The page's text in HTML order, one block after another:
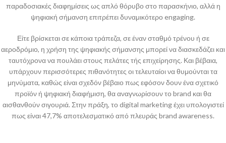
παραδοσιακές διαφημίσεις ως απλό θόρυβο στο παρασκήνιο, αλλά η
ψηφιακή σήμανση επιτρέπει δυναμικότερο engaging.
Είτε βρίσκεται σε κάποια τράπεζα, σε έναν σταθμό τρένου ή σε
αεροδρόμιο, η χρήση της ψηφιακής σήμανσης μπορεί να διασκεδάζει και
ταυτόχρονα να πουλάει στους πελάτες τής επιχείρησης. Και βέβαια,
υπάρχουν περισσότερες πιθανότητες οι τελευταίοι να θυμούνται τα
μηνύματα, καθώς είναι σχεδόν βέβαιο πως εφόσον δουν ένα σχετικό
προϊόν ή ψηφιακή διαφήμιση, θα αναγνωρίσουν το brand και θα
αισθανθούν σιγουριά. Στην πράξη, το digital marketing έχει υπολογιστεί
πως είναι 47,7% αποτελεσματικό από πλευράς brand awareness.